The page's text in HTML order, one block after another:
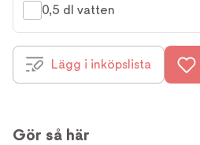
0,5 dl vatten
Lägg i inköpslista
Gör så här